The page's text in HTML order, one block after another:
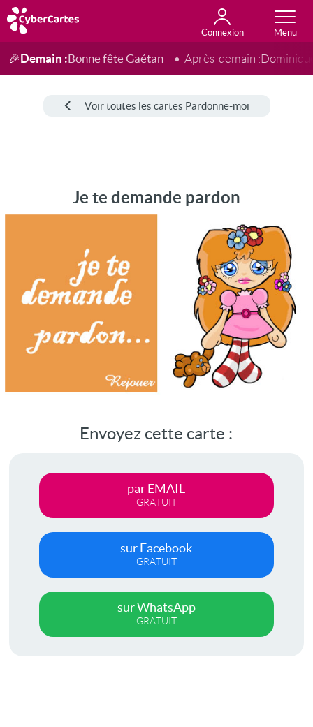
Connexion
Anniversaire
Fête du jour
Amour
Amitié
Merci
Toutes les cartes
🎉Demain :Bonne fête Gaétan Après-demain :
Voir toutes les cartes Pardonne-moi
Je te demande pardon
Envoyez cette carte :
par EMAIL
GRATUIT
sur Facebook
GRATUIT
sur WhatsApp
GRATUIT